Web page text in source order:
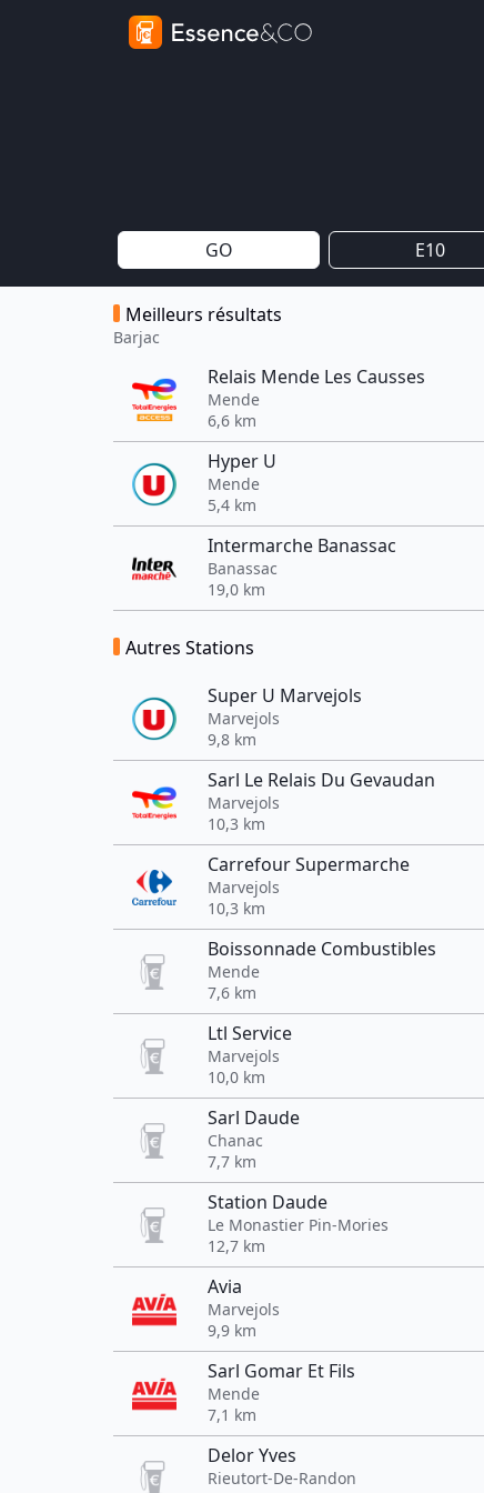
GO E10
Meilleurs résultats
Barjac
Relais Mende Les Causses
Mende
6,6 km
Hyper U
Mende
5,4 km
Intermarche Banassac
Banassac
19,0 km
Autres Stations
Super U Marvejols
Marvejols
9,8 km
Sarl Le Relais Du Gevaudan
Marvejols
10,3 km
Carrefour Supermarche
Marvejols
10,3 km
Boissonnade Combustibles
Mende
7,6 km
Ltl Service
Marvejols
10,0 km
Sarl Daude
Chanac
7,7 km
Station Daude
Le Monastier Pin-Mories
12,7 km
Avia
Marvejols
9,9 km
Sarl Gomar Et Fils
Mende
7,1 km
Delor Yves
Rieutort-De-Randon